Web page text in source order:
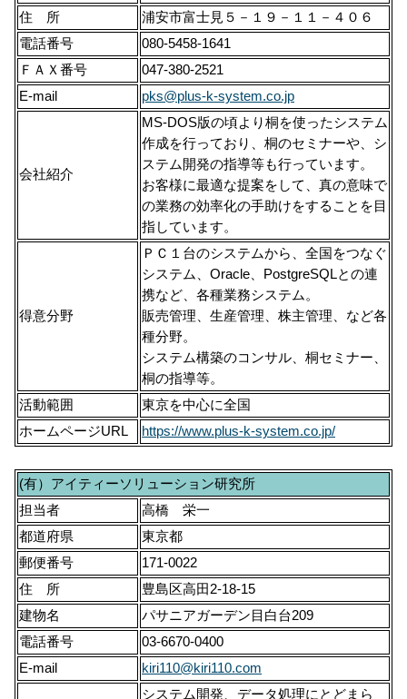
住 所
浦安市富士見５－１９－１１－４０６
電話番号
080-5458-1641
ＦＡＸ番号
047-380-2521
E-mail
pks@plus-k-system.co.jp
会社紹介
MS-DOS版の頃より桐を使ったシステム
作成を行っており、桐のセミナーや、シ
ステム開発の指導等も行っています。
お客様に最適な提案をして、真の意味で
の業務の効率化の手助けをすることを目
指しています。
得意分野
ＰＣ１台のシステムから、全国をつなぐ
システム、Oracle、PostgreSQLとの連
携など、各種業務システム。
販売管理、生産管理、株主管理、など各
種分野。
システム構築のコンサル、桐セミナー、
桐の指導等。
活動範囲
東京を中心に全国
ホームページURL
https://www.plus-k-system.co.jp/
(有）アイティーソリューション研究所
担当者
高橋 栄一
都道府県
東京都
郵便番号
171-0022
住 所
豊島区高田2-18-15
建物名
パサニアガーデン目白台209
電話番号
03-6670-0400
E-mail
kiri110@kiri110.com
システム開発、データ処理にとどまら